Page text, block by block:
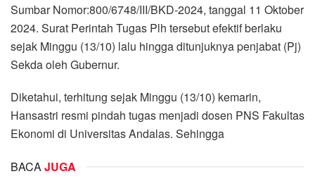
Sumbar Nomor:800/6748/III/BKD-2024, tanggal 11 Oktober
2024. Surat Perintah Tugas Plh tersebut efektif berlaku
sejak Minggu (13/10) lalu hingga ditunjuknya penjabat (Pj)
Sekda oleh Gubernur.
Diketahui, terhitung sejak Minggu (13/10) kemarin,
Hansastri resmi pindah tugas menjadi dosen PNS Fakultas
Ekonomi di Universitas Andalas. Sehingga
BACA JUGA